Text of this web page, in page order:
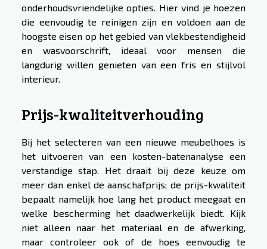
onderhoudsvriendelijke opties. Hier vind je hoezen
die eenvoudig te reinigen zijn en voldoen aan de
hoogste eisen op het gebied van vlekbestendigheid
en wasvoorschrift, ideaal voor mensen die
langdurig willen genieten van een fris en stijlvol
interieur.
Prijs-kwaliteitverhouding
Bij het selecteren van een nieuwe meubelhoes is
het uitvoeren van een kosten-batenanalyse een
verstandige stap. Het draait bij deze keuze om
meer dan enkel de aanschafprijs; de prijs-kwaliteit
bepaalt namelijk hoe lang het product meegaat en
welke bescherming het daadwerkelijk biedt. Kijk
niet alleen naar het materiaal en de afwerking,
maar controleer ook of de hoes eenvoudig te